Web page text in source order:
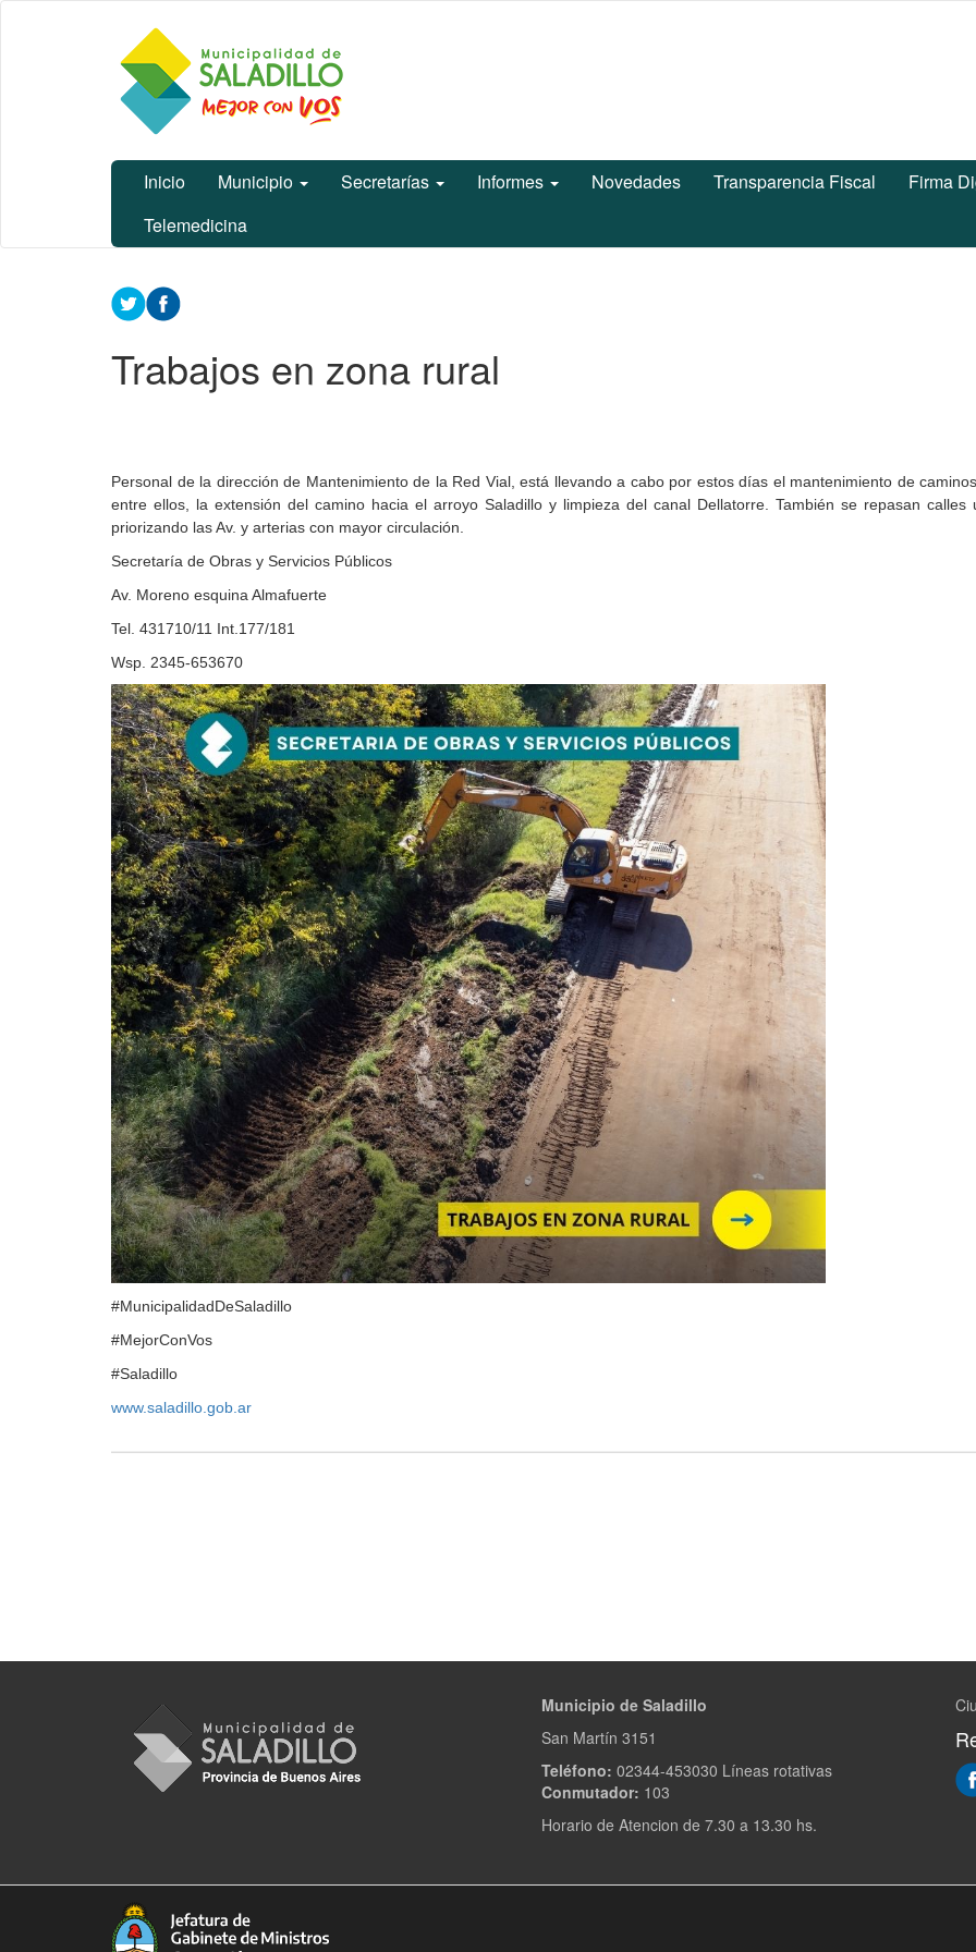
Municipalidad
de Saladillo
Inicio Municipio Secretarías Informes Novedades Transparencia Fiscal Firma
Telemedicina
Contenido
principal
Trabajos en zona rural
Personal de la dirección de Mantenimiento de la Red Vial, está llevando a cabo por estos días el mantenimiento de
entre ellos, la extensión del camino hacia el arroyo Saladillo y limpieza del canal Dellatorre. También se repasan calles
priorizando las Av. y arterias con mayor circulación.
Secretaría de Obras y Servicios Públicos
Av. Moreno esquina Almafuerte
Tel. 431710/11 Int.177/181
Wsp. 2345-653670
#MunicipalidadDeSaladillo
#MejorConVos
#Saladillo
www.saladillo.gob.ar
Municipio de Saladillo
San Martín 3151
Teléfono: 02344-453030 Líneas rotativas
Conmutador: 103
Horario de Atencion de 7.30 a 13.30 hs.